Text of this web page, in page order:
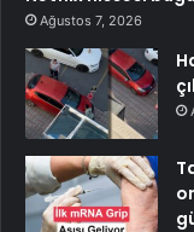
Ağustos 7, 2026